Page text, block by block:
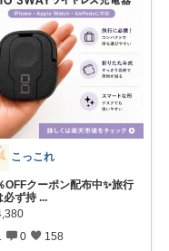
こっこれ
OFFクーポン配布中✨旅行
必ず持 ...
0 158